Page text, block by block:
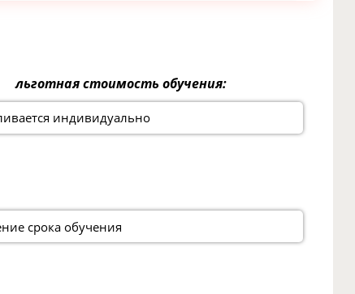
льготная стоимость обучения:
индивидуально
срока обучения